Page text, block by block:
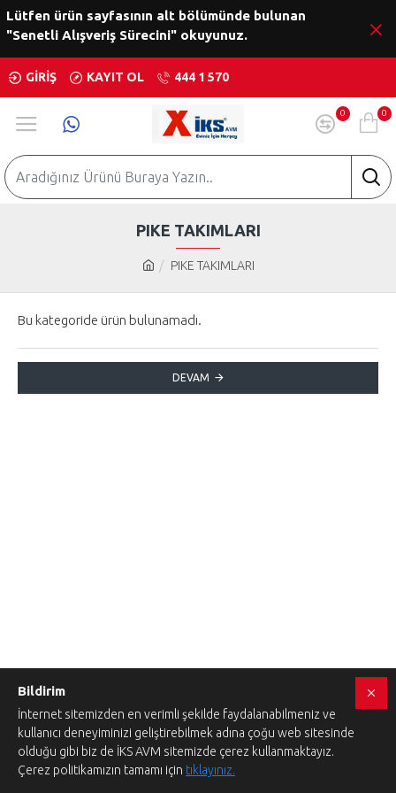
Lütfen ürün sayfasının alt bölümünde bulunan
"Senetli Alışveriş Sürecini" okuyunuz.
GIRIŞ KAYIT OL 444 1 570
0 0
PIKE TAKIMLARI
PIKE TAKIMLARI
Bu kategoride ürün bulunamadı.
DEVAM
Bildirim
İnternet sitemizden en verimli şekilde faydalanabilmeniz ve
kullanıcı deneyiminizi geliştirebilmek adına çoğu web sitesinde
olduğu gibi biz de İKS AVM sitemizde çerez kullanmaktayız.
Çerez politikamızın tamamı için tıklayınız.